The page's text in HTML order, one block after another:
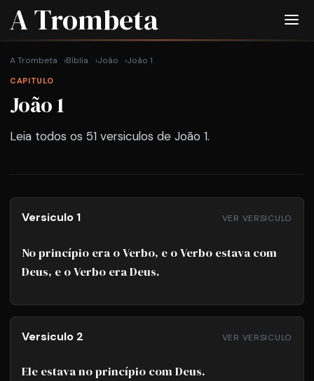
A Trombeta
A Trombeta Bíblia João João 1
CAPITULO
João 1
Leia todos os 51 versiculos de João 1.
Versiculo 1 VER VERSICULO
No princípio era o Verbo, e o Verbo estava com
Deus, e o Verbo era Deus.
Versiculo 2 VER VERSICULO
Ele estava no princípio com Deus.